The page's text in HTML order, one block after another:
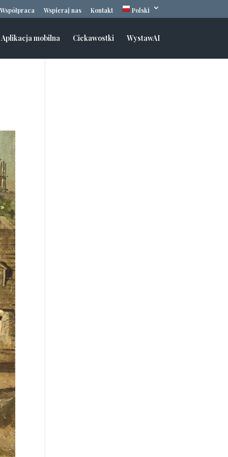
Współpraca Wspieraj nas Kontakt Polski
Aplikacja mobilna Ciekawostki WystawAI